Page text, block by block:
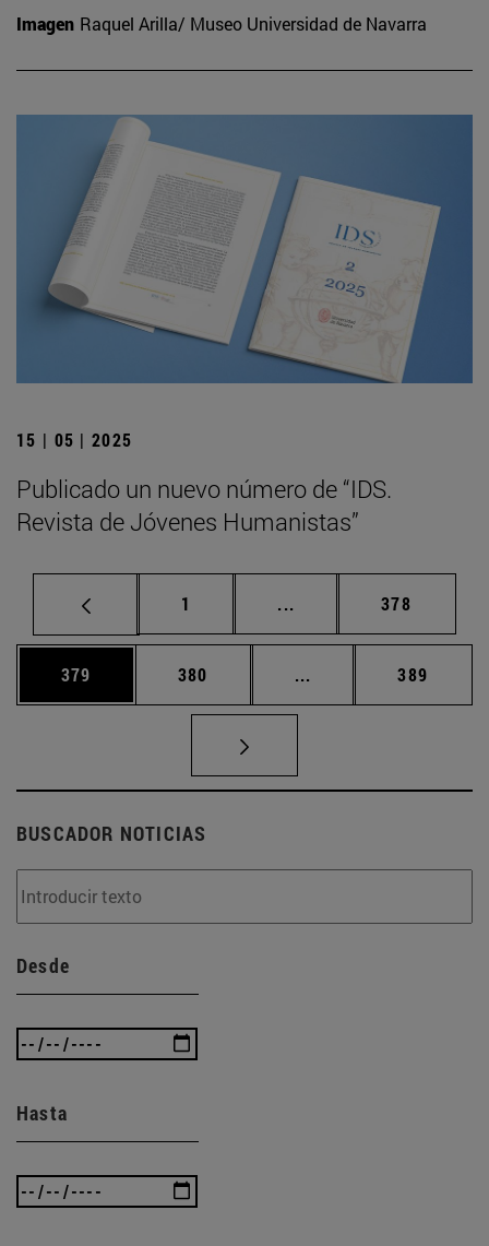
Imagen Raquel Arilla/ Museo Universidad de Navarra
15 | 05 | 2025
Publicado un nuevo número de “IDS.
Revista de Jóvenes Humanistas”
Página
1 ... Páginas intermedias
Página
378
Página
379 Página
380 ... Páginas intermedias
Página
389
BUSCADOR NOTICIAS
Desde
Hasta